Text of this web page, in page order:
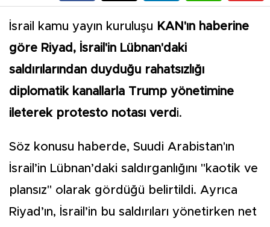
İsrail kamu yayın kuruluşu KAN'ın haberine
göre Riyad, İsrail'in Lübnan'daki
saldırılarından duyduğu rahatsızlığı
diplomatik kanallarla Trump yönetimine
ileterek protesto notası verd i.
Söz konusu haberde, Suudi Arabistan'ın
İsrail’in Lübnan’daki saldırganlığını "kaotik ve
plansız" olarak gördüğü belirtildi. Ayrıca
Riyad’ın, İsrail’in bu saldırıları yönetirken net